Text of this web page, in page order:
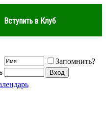
Вступить в Клуб
Запомнить?